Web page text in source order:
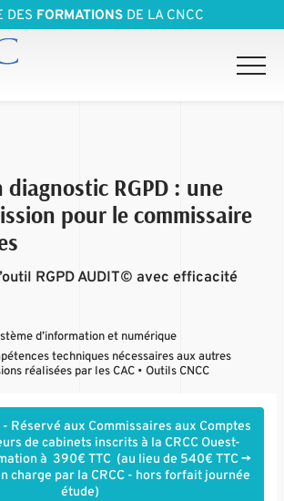
DES FORMATIONS DE LA CNCC
diagnostic RGPD : une
pour le commissaire
RGPD AUDIT© avec efficacité
d’information et numérique
techniques nécessaires aux autres
réalisées par les CAC • Outils CNCC
- Réservé aux Commissaires aux Comptes
de cabinets inscrits à la CRCC Ouest-
à 390€ TTC (au lieu de 540€ TTC ->
charge par la CRCC - hors forfait journée
étude)